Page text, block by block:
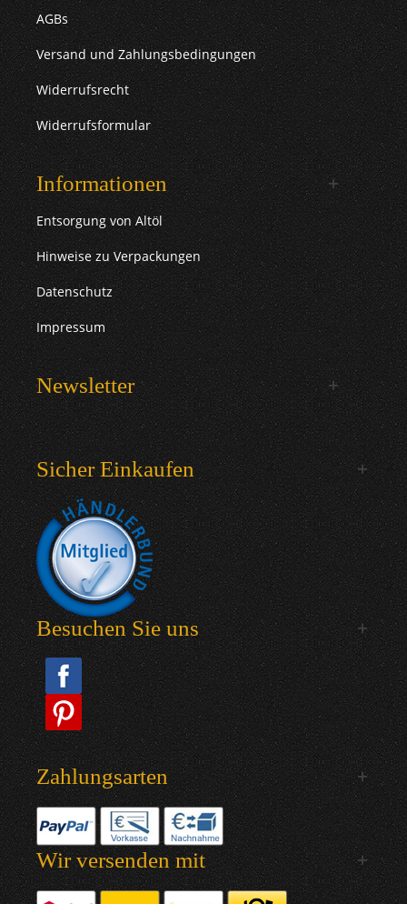
AGBs
Versand und Zahlungsbedingungen
Widerrufsrecht
Widerrufsformular
Informationen
Entsorgung von Altöl
Hinweise zu Verpackungen
Datenschutz
Impressum
Newsletter
Sicher Einkaufen
Besuchen Sie uns
Zahlungsarten
Wir versenden mit